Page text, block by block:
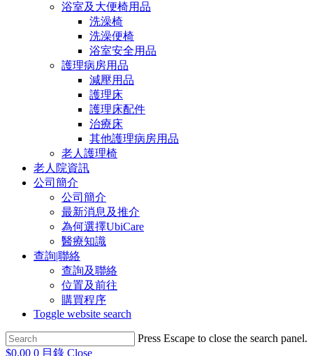
浴室及大便椅用品
洗澡椅
洗澡便椅
浴室安全用品
護理病房用品
減壓用品
護理床
護理床配件
治療床
其他護理病房用品
老人護理椅
老人院資訊
公司簡介
公司簡介
最新消息及推介
為何選擇UbiCare
醫療知識
查詢|聯絡
查詢及聯絡
位置及前往
購買程序
Toggle website search
Press Escape to close the search panel.
$0.00 0 目錄 Close